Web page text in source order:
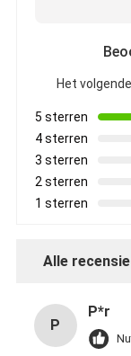
Het
5 sterren
4 sterren
3 sterren
2 sterren
1 sterren
Alle
P
P*r